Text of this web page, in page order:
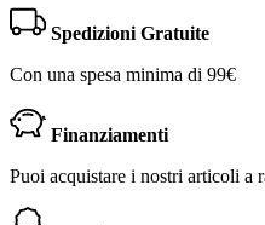
Spedizioni Gratuite
Con una spesa minima di 99€
Finanziamenti
Puoi acquistare i nostri articoli a